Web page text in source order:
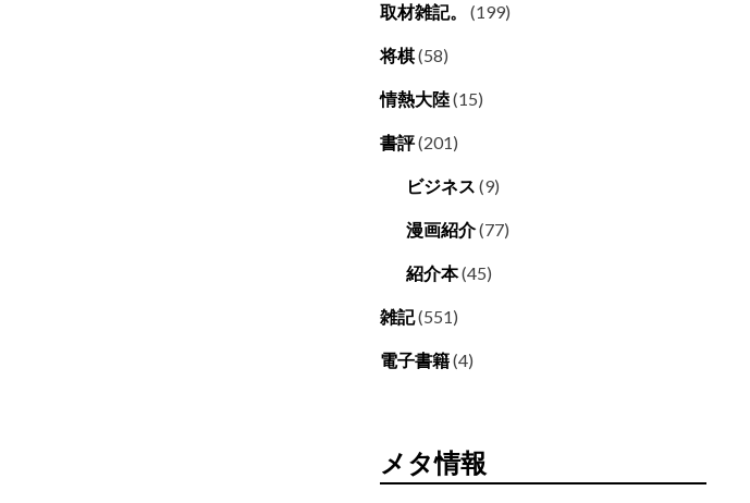
取材雑記。 (199)
将棋(58)
情熱大陸(15)
書評(201)
ビジネス (9)
漫画紹介(77)
紹介本(45)
雑記(551)
電子書籍(4)
メタ情報